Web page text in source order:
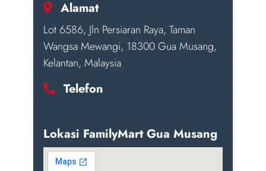
Alamat
Lot 6586, Jln Persiaran Raya, Taman
Wangsa Mewangi, 18300 Gua Musang,
Kelantan, Malaysia
Telefon
Lokasi FamilyMart Gua Musang